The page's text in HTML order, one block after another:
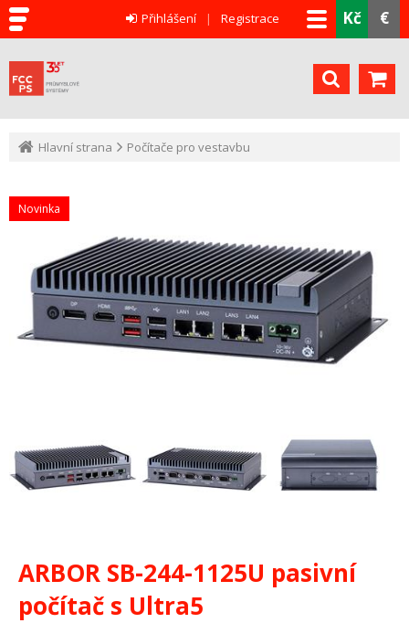
Kč €
Přihlášení Registrace
Hlavní strana Počítače pro vestavbu
Novinka
ARBOR SB-244-1125U pasivní
počítač s Ultra5